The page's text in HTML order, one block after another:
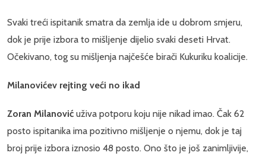
Svaki treći ispitanik smatra da zemlja ide u dobrom smjeru,
dok je prije izbora to mišljenje dijelio svaki deseti Hrvat.
Očekivano, tog su mišljenja najčešće birači Kukuriku koalicije.
Milanovićev rejting veći no ikad
Zoran Milanović uživa potporu koju nije nikad imao. Čak 62
posto ispitanika ima pozitivno mišljenje o njemu, dok je taj
broj prije izbora iznosio 48 posto. Ono što je još zanimljivije,